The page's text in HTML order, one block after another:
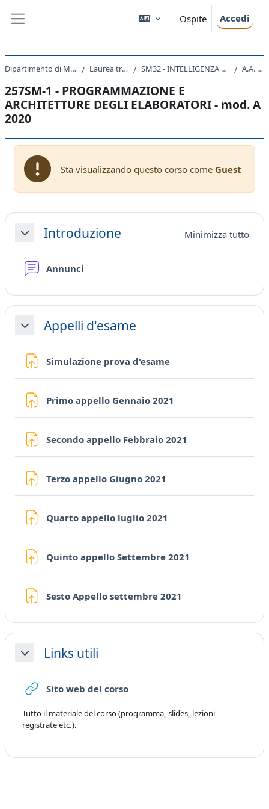
Ospite Accedi
Dipartimento di Matematica e Geoscienze Laurea triennale (DM270) SM32 - INTELLIGENZA ARTIFICIALE E DATA ANALYTICS A.A. 2020 - 2021
257SM-1 - PROGRAMMAZIONE E
ARCHITETTURE DEGLI ELABORATORI - mod. A
2020
Sta visualizzando questo corso come Guest
Schema della sezione
MinimizzaIntroduzione Minimizza tutto
Annunci
MinimizzaAppelli d'esame
Simulazione prova d'esameCompito
Primo appello Gennaio 2021
Secondo appello Febbraio 2021
Terzo appello Giugno 2021
Quarto appello luglio 2021
Quinto appello Settembre 2021
Sesto Appello settembre 2021
MinimizzaLinks utili
Sito web del corsoURL
Tutto il materiale del corso (programma, slides, lezioni
registrate etc.).